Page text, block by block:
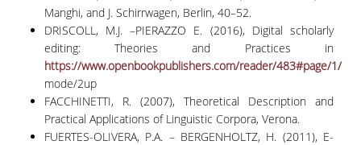
Manghi, and J. Schirrwagen, Berlin, 40–52.
DRISCOLL, M.J. –PIERAZZO E. (2016), Digital scholarly
editing: Theories and Practices in
https://www.openbookpublishers.com/reader/483#page/1/
mode/2up
FACCHINETTI, R. (2007), Theoretical Description and
Practical Applications of Linguistic Corpora, Verona.
FUERTES-OLIVERA, P.A. – BERGENHOLTZ, H. (2011), E-